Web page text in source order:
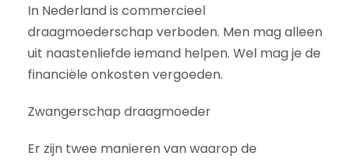
In Nederland is commercieel
draagmoederschap verboden. Men mag alleen
uit naastenliefde iemand helpen. Wel mag je de
financiële onkosten vergoeden.
Zwangerschap draagmoeder
Er zijn twee manieren van waarop de